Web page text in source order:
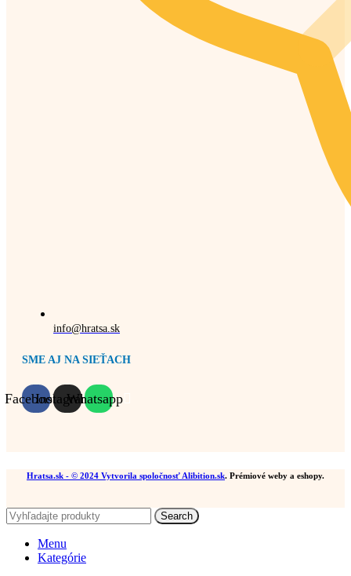
info@hratsa.sk
SME AJ NA SIEŤACH
FacebookInstagramWhatsapp
Hratsa.sk - © 2024 Vytvorila spoločnosť Alibition.sk. Prémiové weby a eshopy.
Search
Menu
Kategórie